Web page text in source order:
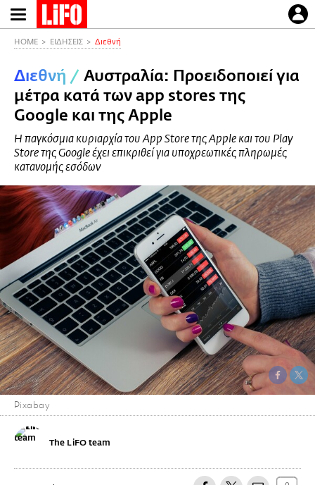
Παράκαμψη
προς
περιεχόμενο
HOME ΕΙΔΗΣΕΙΣ Διεθνή
Διεθνή / Αυστραλία: Προειδοποιεί για
μέτρα κατά των app stores της
Google και της Apple
Η παγκόσμια κυριαρχία του App Store της Apple και του Play
Store της Google έχει επικριθεί για υποχρεωτικές πληρωμές
κατανομής εσόδων
Pixabay
The LiFO team